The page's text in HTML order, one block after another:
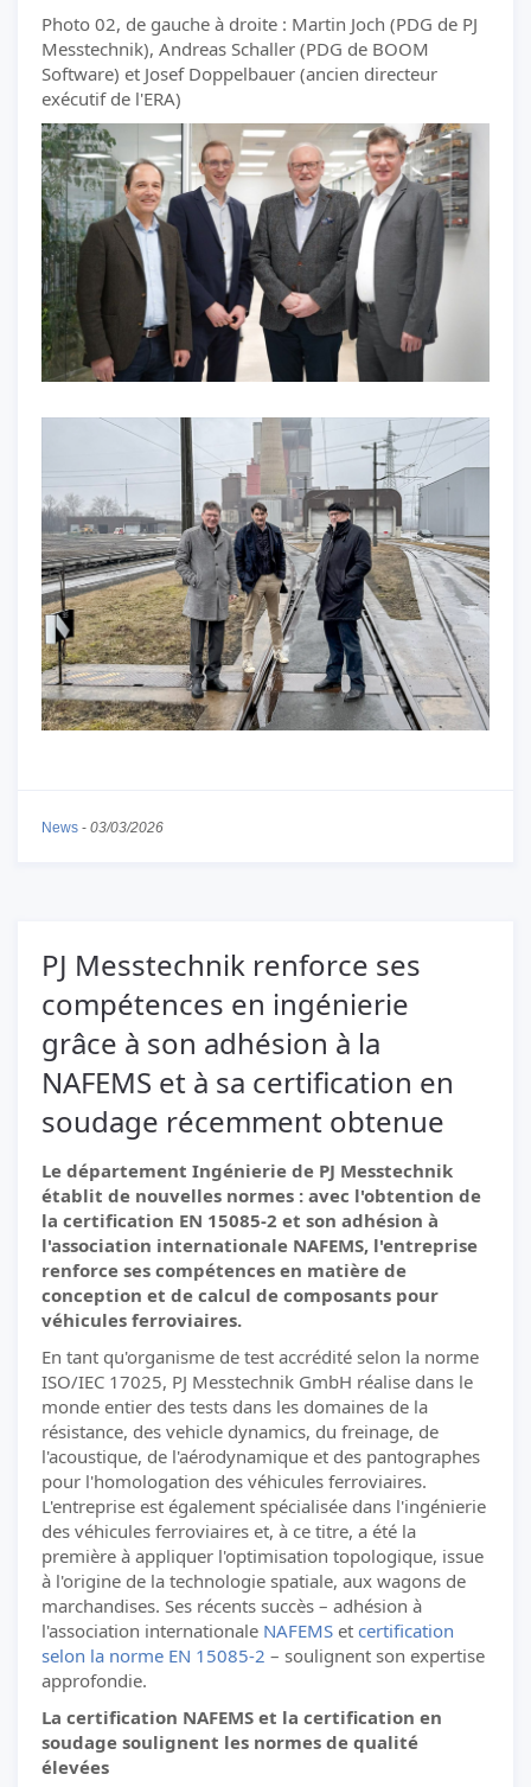
Photo 02, de gauche à droite : Martin Joch (PDG de PJ
Messtechnik), Andreas Schaller (PDG de BOOM
Software) et Josef Doppelbauer (ancien directeur
exécutif de l'ERA)
News - 03/03/2026
PJ Messtechnik renforce ses
compétences en ingénierie
grâce à son adhésion à la
NAFEMS et à sa certification en
soudage récemment obtenue
Le département Ingénierie de PJ Messtechnik
établit de nouvelles normes : avec l'obtention de
la certification EN 15085-2 et son adhésion à
l'association internationale NAFEMS, l'entreprise
renforce ses compétences en matière de
conception et de calcul de composants pour
véhicules ferroviaires.
En tant qu'organisme de test accrédité selon la norme
ISO/IEC 17025, PJ Messtechnik GmbH réalise dans le
monde entier des tests dans les domaines de la
résistance, des vehicle dynamics, du freinage, de
l'acoustique, de l'aérodynamique et des pantographes
pour l'homologation des véhicules ferroviaires.
L'entreprise est également spécialisée dans l'ingénierie
des véhicules ferroviaires et, à ce titre, a été la
première à appliquer l'optimisation topologique, issue
à l'origine de la technologie spatiale, aux wagons de
marchandises. Ses récents succès – adhésion à
l'association internationale NAFEMS et certification
selon la norme EN 15085-2 – soulignent son expertise
approfondie.
La certification NAFEMS et la certification en
soudage soulignent les normes de qualité
élevées